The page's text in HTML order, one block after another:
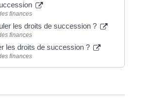
finances
les droits de succession ?
finances
les droits de succession ?
finances